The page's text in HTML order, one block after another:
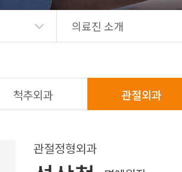
서류발급안내
의료진 소개
척추외과 관절외과
관절정형외과